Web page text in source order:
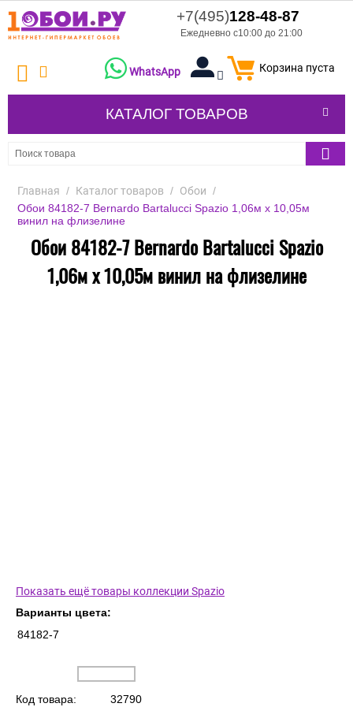
+7(495)128-48-87
Ежедневно с10:00 до 21:00
Корзина пуста
WhatsApp
КАТАЛОГ ТОВАРОВ
Главная / Каталог товаров / Обои /
Обои 84182-7 Bernardo Bartalucci Spazio 1,06м х 10,05м
винил на флизелине
Обои 84182-7 Bernardo Bartalucci Spazio
1,06м х 10,05м винил на флизелине
Показать ещё товары коллекции Spazio
Варианты цвета:
84182-7
Код товара: 32790